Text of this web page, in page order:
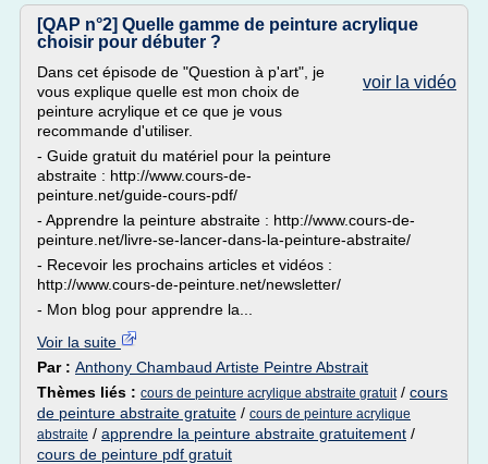
[QAP n°2] Quelle gamme de peinture acrylique
choisir pour débuter ?
voir la vidéo
Dans cet épisode de "Question à p'art", je
vous explique quelle est mon choix de
peinture acrylique et ce que je vous
recommande d'utiliser.
- Guide gratuit du matériel pour la peinture
abstraite : http://www.cours-de-
peinture.net/guide-cours-pdf/
- Apprendre la peinture abstraite : http://www.cours-de-
peinture.net/livre-se-lancer-dans-la-peinture-abstraite/
- Recevoir les prochains articles et vidéos :
http://www.cours-de-peinture.net/newsletter/
- Mon blog pour apprendre la...
Voir la suite
Par : Anthony Chambaud Artiste Peintre Abstrait
Thèmes liés : cours de peinture acrylique abstraite gratuit/ cours
de peinture abstraite gratuite / cours de peinture acrylique
abstraite / apprendre la peinture abstraite gratuitement /
cours de peinture pdf gratuit